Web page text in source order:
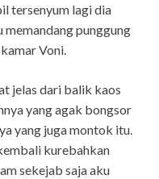
tersenyum lagi dia
punggung
Voni.
jelas dari balik kaos
yang agak bongsor
yang juga montok itu.
kurebahkan
sekejab saja aku